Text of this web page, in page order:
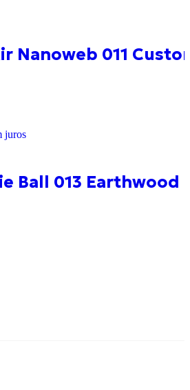
Nanoweb 011
juros
Ball 013